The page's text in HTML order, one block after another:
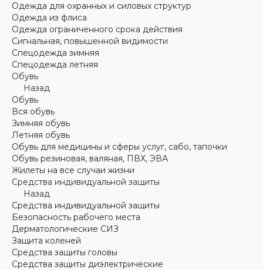
Одежда для охранных и силовых структур
Одежда из флиса
Одежда ограниченного срока действия
Сигнальная, повышенной видимости
Спецодежда зимняя
Спецодежда летняя
Обувь
Назад
Обувь
Вся обувь
Зимняя обувь
Летняя обувь
Обувь для медицины и сферы услуг, сабо, тапочки
Обувь резиновая, валяная, ПВХ, ЭВА
Жилеты на все случаи жизни
Средства индивидуальной защиты
Назад
Средства индивидуальной защиты
Безопасность рабочего места
Дерматологические СИЗ
Защита коленей
Средства защиты головы
Средства защиты диэлектрические